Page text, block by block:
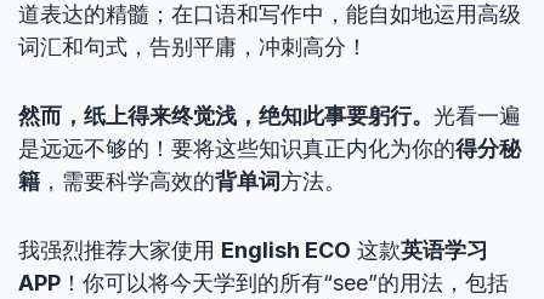
道表达的精髓；在口语和写作中，能自如地运用高级
词汇和句式，告别平庸，冲刺高分！
然而，纸上得来终觉浅，绝知此事要躬行。 光看一遍
是远远不够的！要将这些知识真正内化为你的得分秘
籍 ，需要科学高效的背单词方法。
我强烈推荐大家使用 English ECO 这款英语学习
APP ！你可以将今天学到的所有“see”的用法，包括